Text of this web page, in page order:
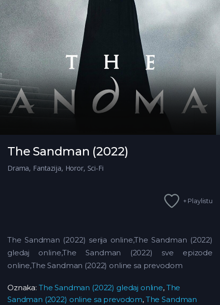
The Sandman (2022)
Drama, Fantazija, Horor, Sci-Fi
+ Playlistu
The Sandman (2022) serija online,The Sandman (2022)
gledaj online,The Sandman (2022) sve epizode
online,The Sandman (2022) online sa prevodom
Oznaka: The Sandman (2022) gledaj online, The
Sandman (2022) online sa prevodom, The Sandman